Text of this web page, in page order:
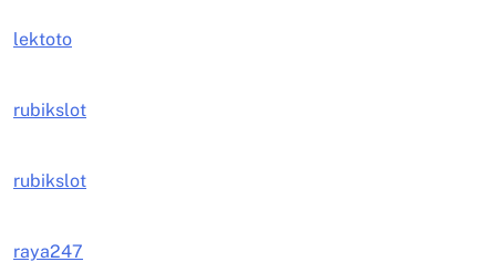
lektoto
rubikslot
rubikslot
raya247